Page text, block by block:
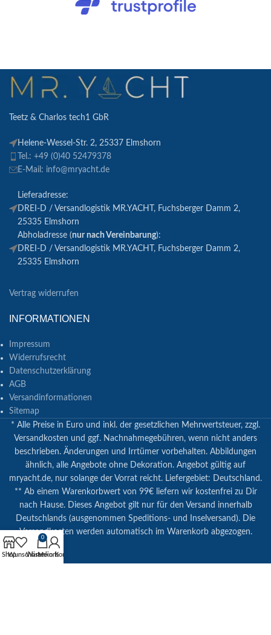
Teetz & Charlos tech1 GbR
Helene-Wessel-Str. 2, 25337 Elmshorn
Tel.: +49 (0)40 52479378
E-Mail: info@mryacht.de
Lieferadresse:
DREI-D / Versandlogistik MR.YACHT, Fuchsberger Damm 2,
25335 Elmshorn
Abholadresse (nur nach Vereinbarung):
DREI-D / Versandlogistik MR.YACHT, Fuchsberger Damm 2,
25335 Elmshorn
Vertrag widerrufen
INFORMATIONEN
Impressum
Widerrufsrecht
Datenschutzerklärung
AGB
Versandinformationen
Sitemap
* Alle Preise in Euro und inkl. der gesetzlichen Mehrwertsteuer, zzgl.
Versandkosten und ggf. Nachnahmegebühren, wenn nicht anders
beschrieben. Änderungen und Irrtümer vorbehalten. Abbildungen
ähnlich, alle Angebote ohne Dekoration. Angebot gültig auf
mryacht.de, nur solange der Vorrat reicht. Liefergebiet: Deutschland.
** Ab einem Warenkorbwert von 99€ liefern wir kostenfrei zu Dir
nach Hause. Dieses Angebot gilt nur für den Versand innerhalb
Deutschlands (ausgenommen Speditions- und Inselversand). Die
Versandkosten werden automatisch im Warenkorb abgezogen.
Shop
Wunschliste
0
Warenkorb
Mein Konto